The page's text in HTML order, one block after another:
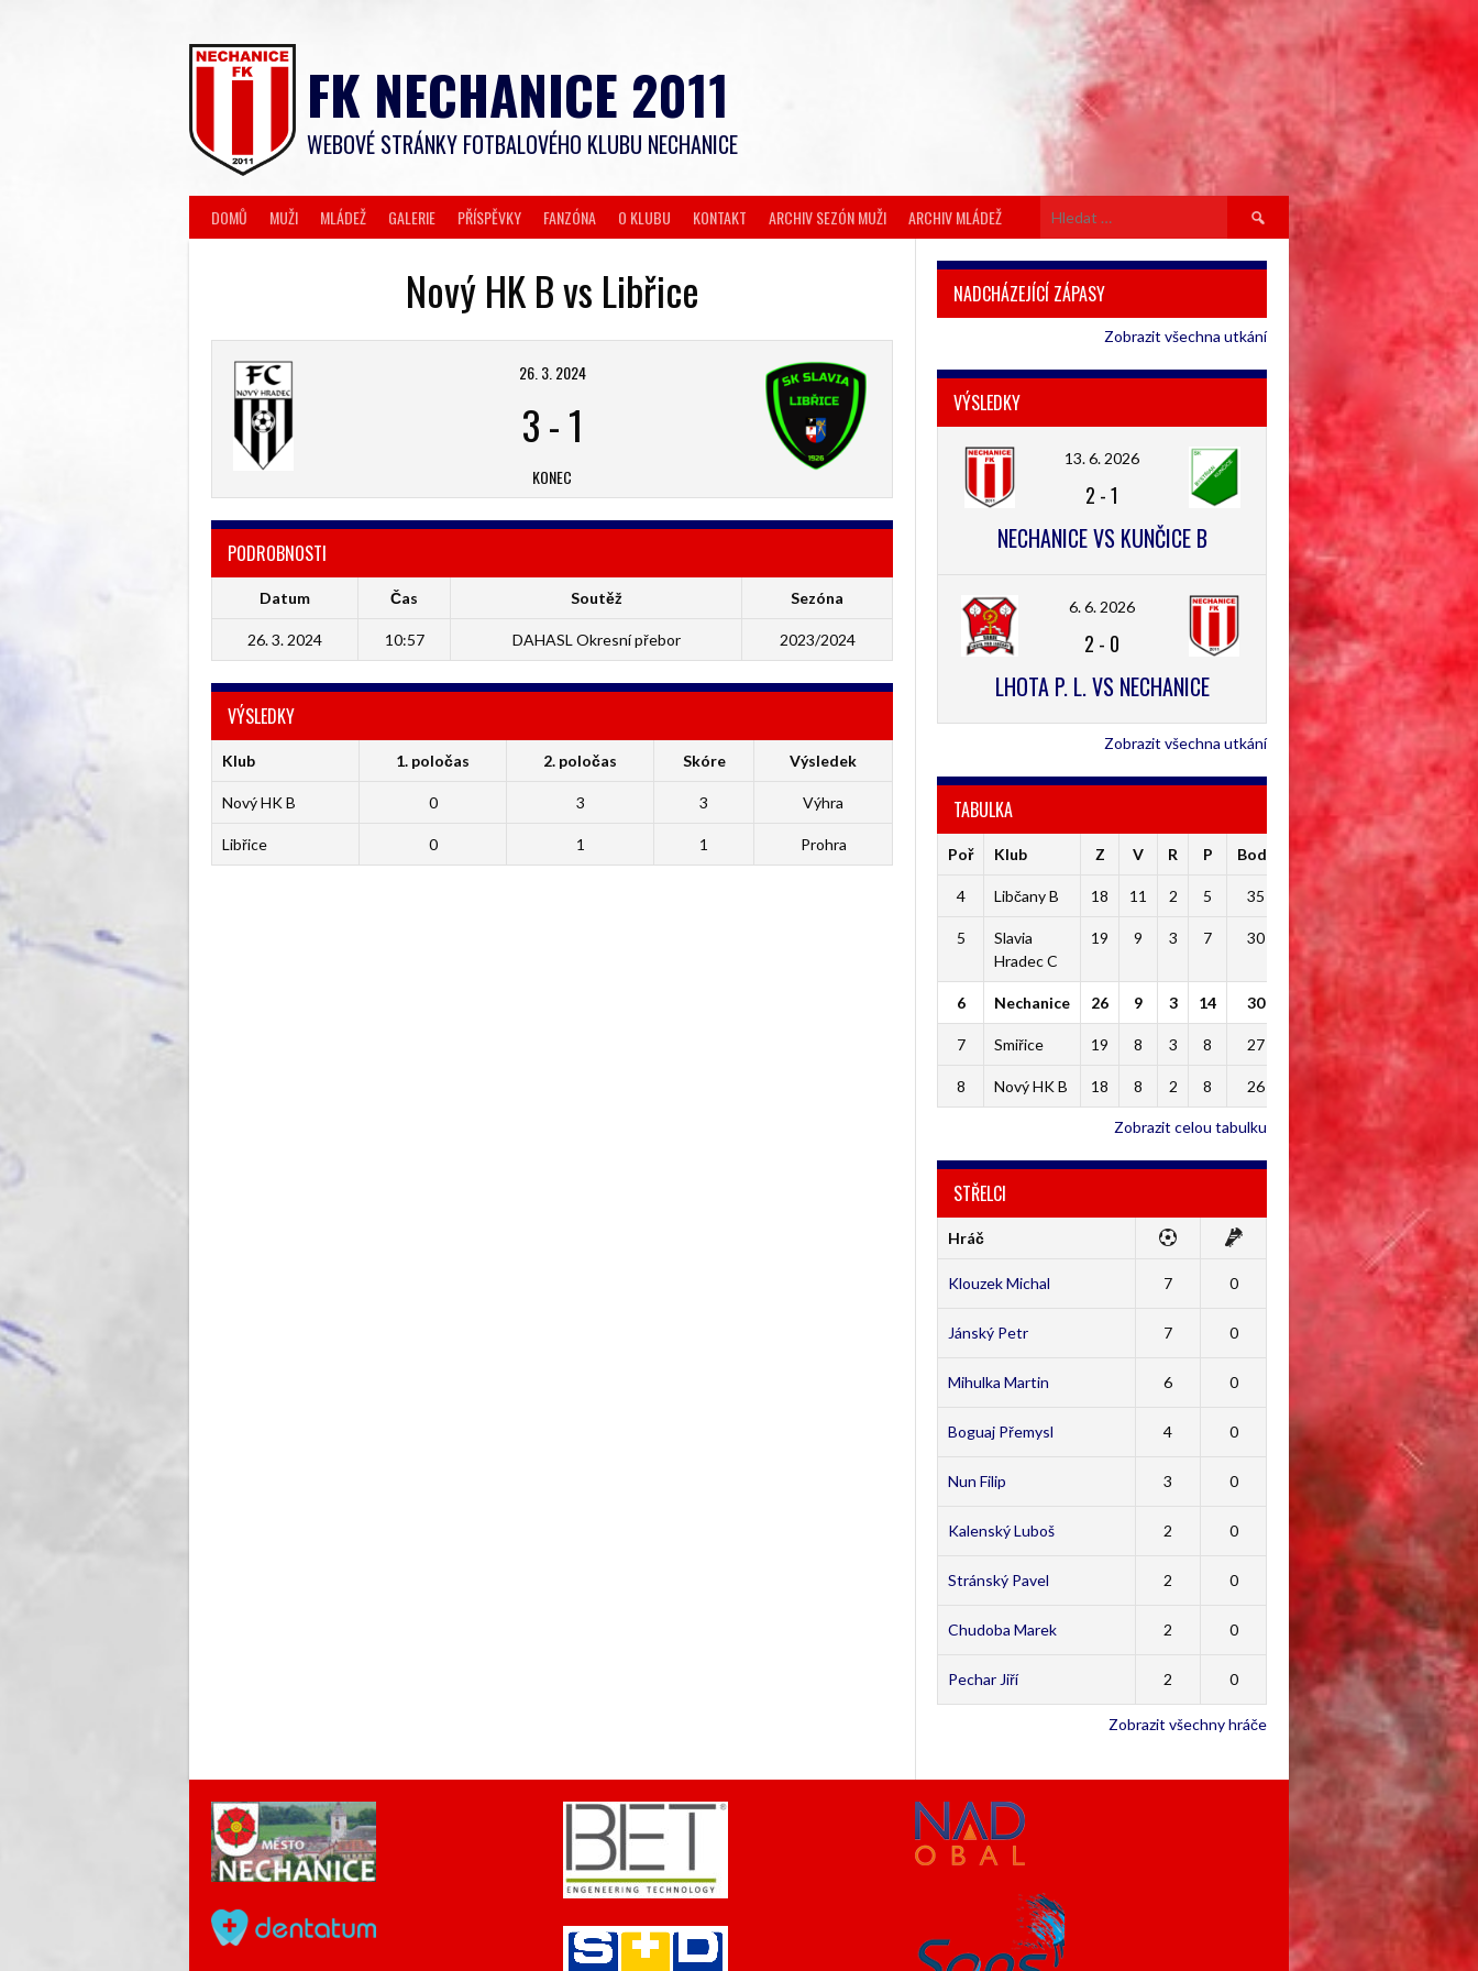
FK NECHANICE 2011
WEBOVÉ STRÁNKY FOTBALOVÉHO KLUBU NECHANICE
DOMŮ MUŽI MLÁDEŽ GALERIE PŘÍSPĚVKY FANZÓNA O KLUBU KONTAKT ARCHIV SEZÓN MUŽI ARCHIV MLÁDEŽ Vyhledávání
Nový HK B vs Libřice
26. 3. 2024
3-1
KONEC
PODROBNOSTI
Datum Čas Soutěž Sezóna
26. 3. 2024 10:57 DAHASL Okresní přebor 2023/2024
VÝSLEDKY
Klub 1. poločas 2. poločas Skóre Výsledek
Nový HK B 0 3 3 Výhra
Libřice 0 1 1 Prohra
NADCHÁZEJÍCÍ ZÁPASY
Zobrazit všechna utkání
VÝSLEDKY
13. 6. 2026
2 -1
NECHANICE VS KUNČICE B
6. 6. 2026
2 - 0
LHOTA P. L. VS NECHANICE
Zobrazit všechna utkání
TABULKA
Poř Klub Z V R P Body
4 Libčany B 18 11 2 5 35
5
Slavia
Hradec C
19 9 3 7 30
6 Nechanice 26 9 3 14 30
7 Smiřice 19 8 3 8 27
8 Nový HK B 18 8 2 8 26
Zobrazit celou tabulku
STŘELCI
Hráč
Klouzek Michal 7 0
Jánský Petr 7 0
Mihulka Martin 6 0
Boguaj Přemysl 4 0
Nun Filip 3 0
Kalenský Luboš 2 0
Stránský Pavel 2 0
Chudoba Marek 2 0
Pechar Jiří 2 0
Zobrazit všechny hráče